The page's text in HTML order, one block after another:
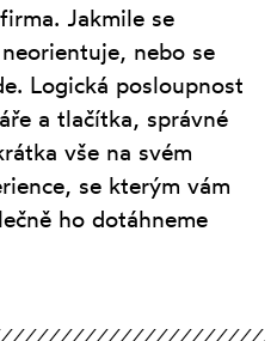
Jakmile se
nebo se
Logická posloupnost
a tlačítka, správné
vše na svém
se kterým vám
ho dotáhneme